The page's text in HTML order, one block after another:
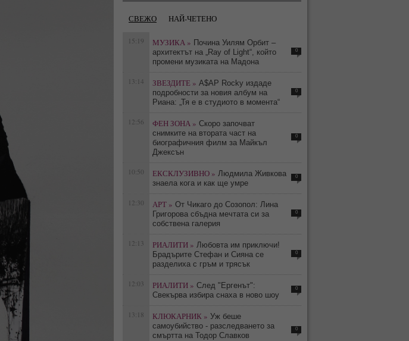
СВЕЖО НАЙ-ЧЕТЕНО
15:19 МУЗИКА » Почина Уилям Орбит –
архитектът на „Ray of Light“, който
промени музиката на Мадона
0
13:14 ЗВЕЗДИТЕ » A$AP Rocky издаде
подробности за новия албум на
Риана: „Тя е в студиото в момента“
0
12:56 ФЕН ЗОНА » Скоро започват
снимките на втората част на
биографичния филм за Майкъл
Джексън
0
10:50 ЕКСКЛУЗИВНО » Людмила Живкова
знаела кога и как ще умре
0
12:30 АРТ » От Чикаго до Созопол: Лина
Григорова сбъдна мечтата си за
собствена галерия
0
12:13 РИАЛИТИ » Любовта им приключи!
Брадърите Стефан и Сияна се
разделиха с гръм и трясък
0
12:03 РИАЛИТИ » След "Ергенът":
Свекърва избира снаха в ново шоу
0
13:18 КЛЮКАРНИК » Уж беше
самоубийство - разследването за
смъртта на Тодор Славков
0